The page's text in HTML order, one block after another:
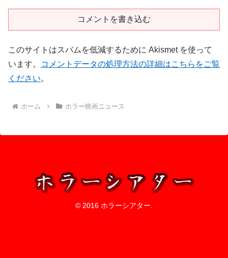
コメントを書き込む
このサイトはスパムを低減するために Akismet を使って
います。
コメントデータの処理方法の詳細はこちらをご覧
ください。
ホーム ホラー映画ニュース
© 2016 ホラーシアター.